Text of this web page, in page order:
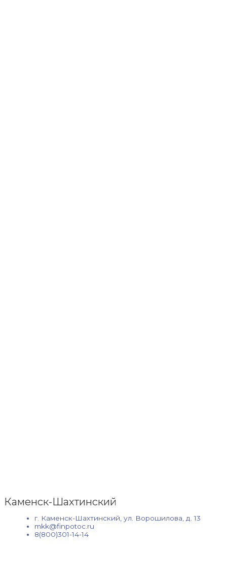
Каменск-Шахтинский
г. Каменск-Шахтинский, ул. Ворошилова, д. 13
mkk@finpotoc.ru
8(800)301-14-14